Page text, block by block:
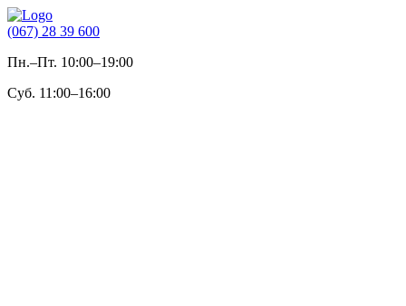
(067) 28 39 600
Пн.–Пт. 10:00–19:00
Суб. 11:00–16:00